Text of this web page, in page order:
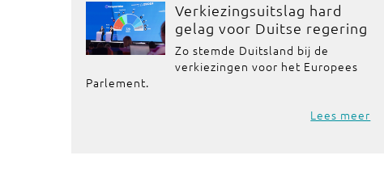
Verkiezingsuitslag hard
gelag voor Duitse regering
Zo stemde Duitsland bij de
verkiezingen voor het Europees
Parlement.
Lees meer